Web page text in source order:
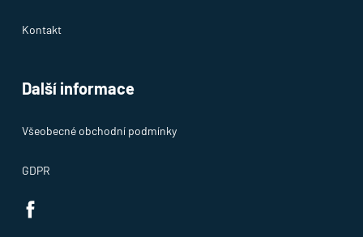
Kontakt
Další informace
Všeobecné obchodní podmínky
GDPR